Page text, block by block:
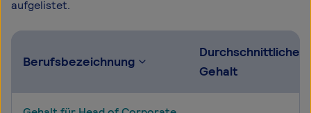
aufgelistet.
Berufsbezeichnung
Durchschnittliches
Gehalt